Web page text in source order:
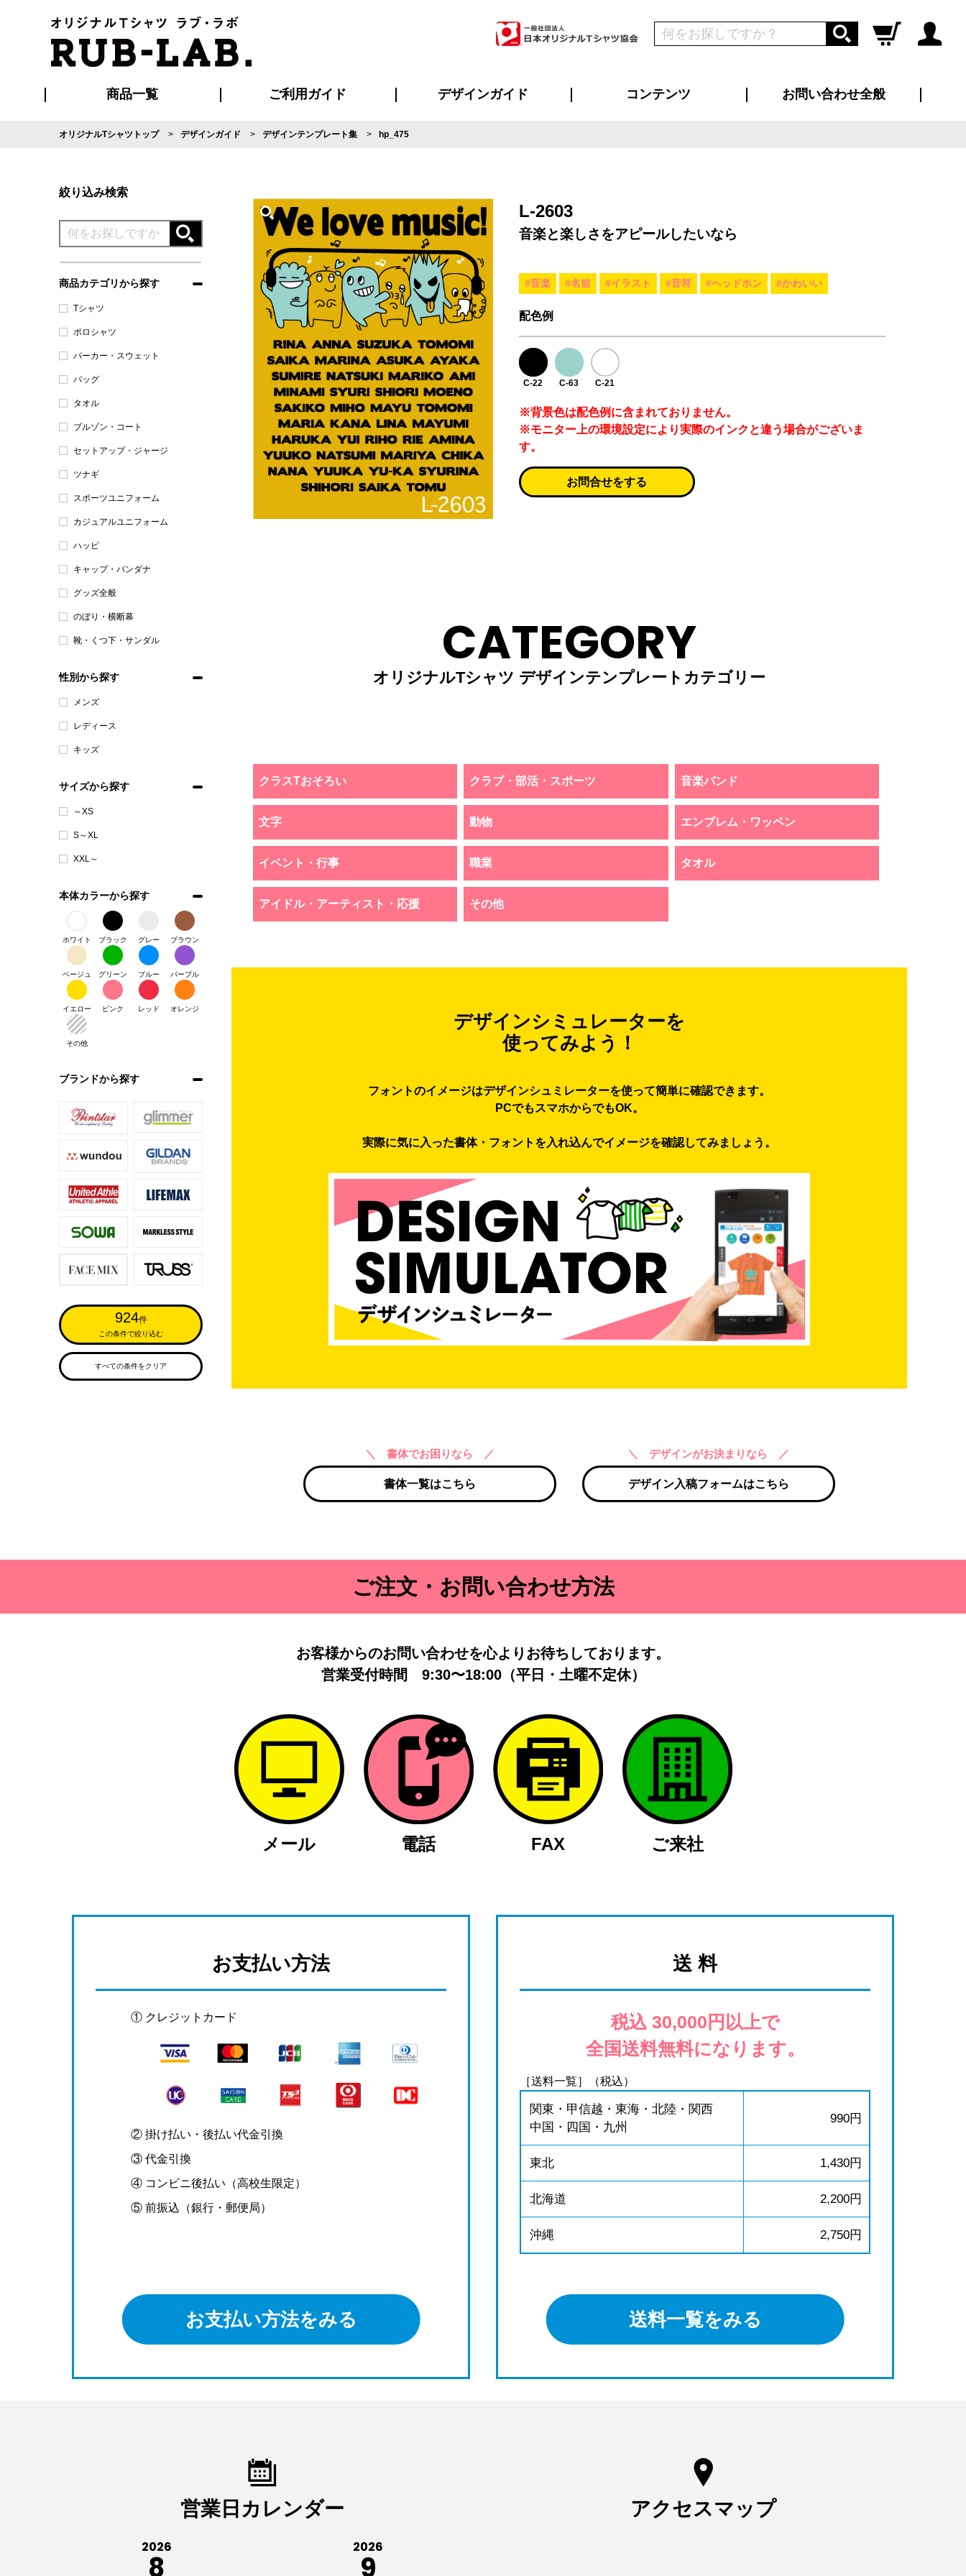
ログイン
商品一覧 ご利用ガイド
ご利用ガイド
はじめての方へ
再注文の方へ
お支払い方法について
割引まとめページ
発送・特急サービスについて
版の保管期限について
マイページ会員のメリット
よくあるご質問
デザインガイド コンテンツ お問い合わせ全般
オリジナルTシャツトップ デザインガイド デザインテンプレート集 hp_475
絞り込み検索
商品カテゴリから探す
Tシャツ
ポロシャツ
パーカー・スウェット
バッグ
タオル
ブルゾン・コート
セットアップ・ジャージ
ツナギ
スポーツユニフォーム
カジュアルユニフォーム
ハッピ
キャップ・バンダナ
グッズ全般
のぼり・横断幕
靴・くつ下・サンダル
性別から探す
メンズ
レディース
キッズ
サイズから探す
～XS
S～XL
XXL～
本体カラーから探す
ホワイト ブラック グレー ブラウン
ベージュ グリーン ブルー パープル
イエロー ピンク レッド オレンジ
その他
ブランドから探す
924件
この条件で絞り込む
すべての条件をクリア
L-2603
音楽と楽しさをアピールしたいなら
#音楽 #名前 #イラスト #音符 #ヘッドホン #かわいい
配色例
C-22 C-63 C-21
※背景色は配色例に含まれておりません。
※モニター上の環境設定により実際のインクと違う場合がございま
す。
お問合せをする
CATEGORY
オリジナルTシャツ デザインテンプレートカテゴリー
クラスTおそろい クラブ・部活・スポーツ 音楽バンド
文字 動物 エンブレム・ワッペン
イベント・行事 職業 タオル
アイドル・アーティスト・応援 その他
デザインシミュレーターを
使ってみよう！
フォントのイメージはデザインシュミレーターを使って簡単に確認できます。
PCでもスマホからでもOK。
実際に気に入った書体・フォントを入れ込んでイメージを確認してみましょう。
＼ 書体でお困りなら ／
書体一覧はこちら
＼ デザインがお決まりなら ／
デザイン入稿フォームはこちら
ご注文・お問い合わせ方法
お客様からのお問い合わせを心よりお待ちしております。
営業受付時間 9:30〜18:00（平日・土曜不定休）
メール 電話 FAX ご来社
お支払い方法
① クレジットカード
② 掛け払い・後払い代金引換
③ 代金引換
④ コンビニ後払い（高校生限定）
⑤ 前振込（銀行・郵便局）
お支払い方法をみる
送 料
税込 30,000円以上で
全国送料無料になります。
［送料一覧］（税込）
関東・甲信越・東海・北陸・関西
中国・四国・九州
990円
東北 1,430円
北海道 2,200円
沖縄 2,750円
送料一覧をみる
営業日カレンダー
2026 2026
アクセスマップ